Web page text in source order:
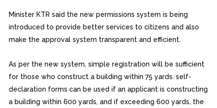
Minister KTR said the new permissions system is being
introduced to provide better services to citizens and also
make the approval system transparent and efficient.
As per the new system, simple registration will be sufficient
for those who construct a building within 75 yards. self-
declaration forms can be used if an applicant is constructing
a building within 600 yards, and if exceeding 600 yards, the